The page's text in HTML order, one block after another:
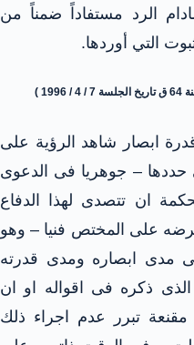
الرد مستفاداً ضمناً من
التي أوردها.
ابصار شاهد الرؤية على
حددها – جوهريا فى الدعوى
ان تتصدى لهذا الدفاع
على المختص فنيا – وهو
مدى ابصاره ومدى قدرته
ذكره فى اقواله او ان
مقنعة تبرر عدم اجراء ذلك